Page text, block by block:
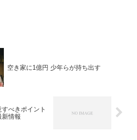
空き家に1億円 少年らが持ち出す
べきポイント
新情報